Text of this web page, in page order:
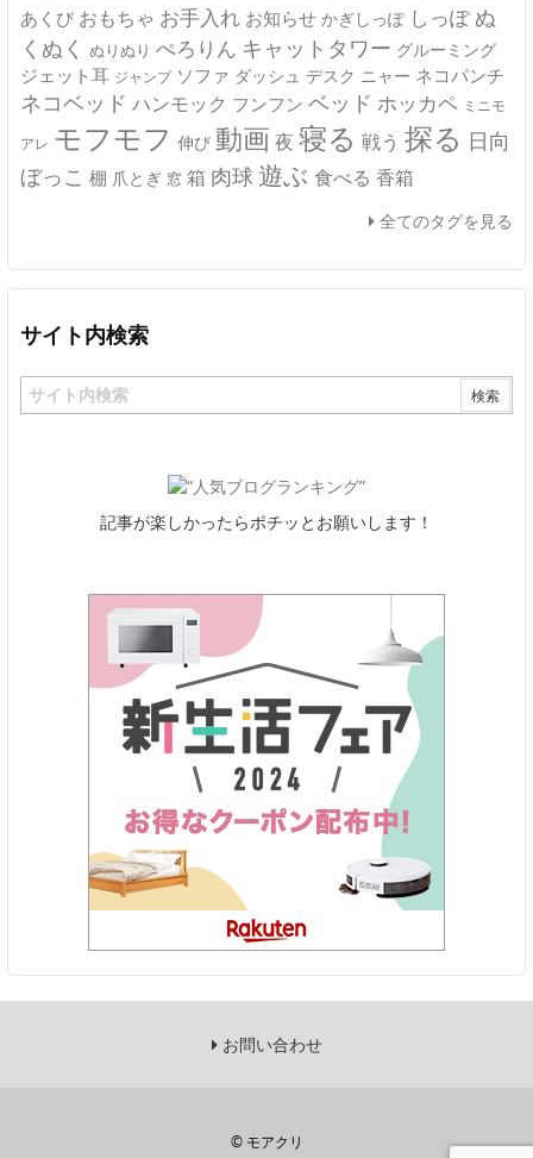
あくび おもちゃ お手入れ お知らせ かぎしっぽ しっぽ ぬ
くぬく ぬりぬり ぺろりん キャットタワー グルーミング
ジェット耳 ジャンプ ソファ ダッシュ デスク ニャー ネコパンチ
ネコベッド ハンモック フンフン ベッド ホッカペ ミニモ
アレ モフモフ 伸び 動画 夜 寝る 戦う 探る 日向
ぼっこ 棚 爪とぎ 窓 箱 肉球 遊ぶ 食べる 香箱
全てのタグを見る
サイト内検索
記事が楽しかったらポチッとお願いします！
お問い合わせ
© モアクリ